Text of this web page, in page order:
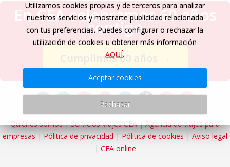
En CEA celebramos 60 años
contigo
Cumplimos 60 años →
Quiénes somos|Servicios Viajes CEA|Agencia de viajes para
empresas | Pólitica de privacidad | Pólitica de cookies | Aviso legal
| CEA online
Utilizamos cookies propias y de terceros para analizar
nuestros servicios y mostrarte publicidad relacionada
con tus preferencias. Puedes configurar o rechazar la
utilización de cookies u obtener más información
AQUÍ.
Aceptar cookies
Rechazar